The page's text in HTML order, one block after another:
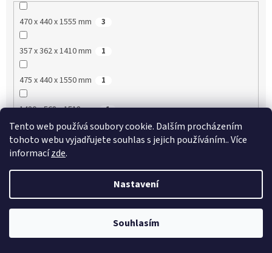
Tento web používá soubory cookie. Dalším procházením
tohoto webu vyjadřujete souhlas s jejich používáním.. Více
informacízde.
Nastavení
Souhlasím
470 x 440 x 1555 mm 3
357 x 362 x 1410 mm 1
475 x 440 x 1550 mm 1
1480 x 568 x 1518 mm 1
890 x 510 x 655 mm 1
1430 x 510 x 655 mm 2
1930 x 510 x 655 mm 2